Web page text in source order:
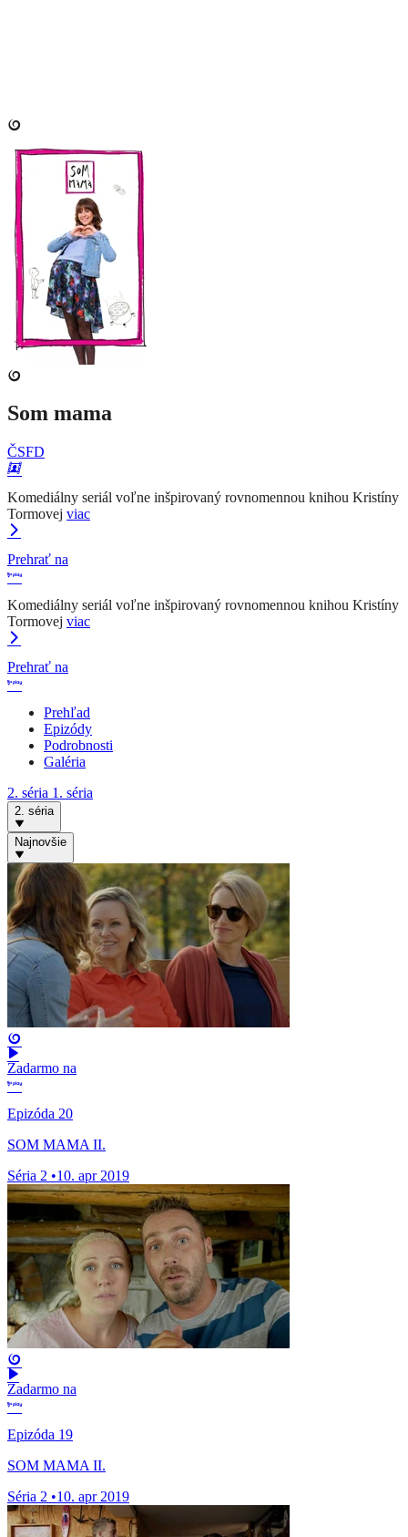
Som mama
ČSFD
Komediálny seriál voľne inšpirovaný rovnomennou knihou Kristíny
Tormovej viac
Prehrať na
Komediálny seriál voľne inšpirovaný rovnomennou knihou Kristíny
Tormovej viac
Prehrať na
Prehľad
Epizódy
Podrobnosti
Galéria
2. séria 1. séria
2. séria
Najnovšie
Zadarmo na
Epizóda 20
SOM MAMA II.
Séria 2 •10. apr 2019
Zadarmo na
Epizóda 19
SOM MAMA II.
Séria 2 •10. apr 2019